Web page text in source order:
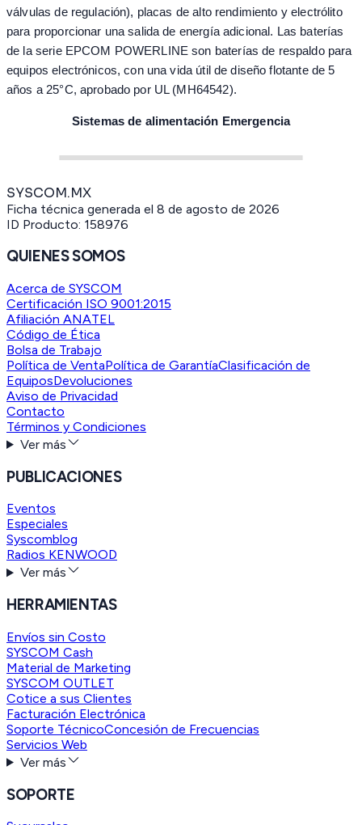
válvulas de regulación), placas de alto rendimiento y electrólito
para proporcionar una salida de energía adicional. Las baterías
de la serie EPCOM POWERLINE son baterías de respaldo para
equipos electrónicos, con una vida útil de diseño flotante de 5
años a 25°C, aprobado por UL (MH64542).
Sistemas de alimentación Emergencia
SYSCOM.MX
Ficha técnica generada el 8 de agosto de 2026
ID Producto: 158976
QUIENES SOMOS
Acerca de SYSCOM
Certificación ISO 9001:2015
Afiliación ANATEL
Código de Ética
Bolsa de Trabajo
Política de VentaPolítica de GarantíaClasificación de
EquiposDevoluciones
Aviso de Privacidad
Contacto
Términos y Condiciones
Ver más
PUBLICACIONES
Eventos
Especiales
Syscomblog
Radios KENWOOD
Ver más
HERRAMIENTAS
Envíos sin Costo
SYSCOM Cash
Material de Marketing
SYSCOM OUTLET
Cotice a sus Clientes
Facturación Electrónica
Soporte TécnicoConcesión de Frecuencias
Servicios Web
Ver más
SOPORTE